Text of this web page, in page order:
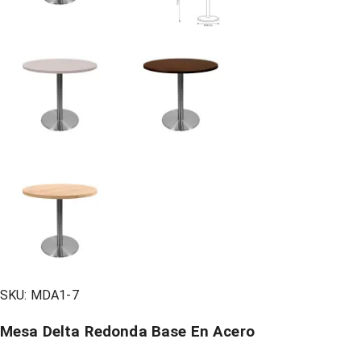
SKU: MDA1-7
Mesa Delta Redonda Base En Acero